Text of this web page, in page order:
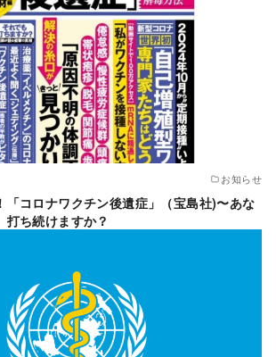
お知らせ
「コロナワクチン後遺症」（宝島社)〜あな
ち続けますか？